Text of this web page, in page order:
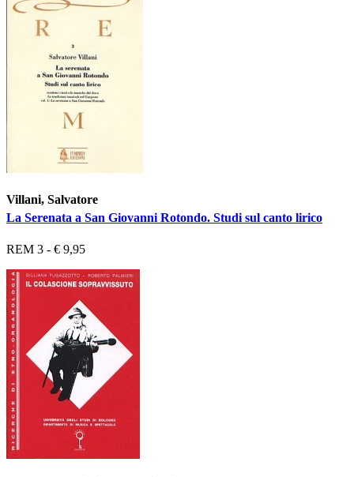
Villani, Salvatore
La Serenata a San Giovanni Rotondo. Studi sul canto lirico
REM 3 - € 9,95